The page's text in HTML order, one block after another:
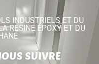
INDUSTRIELS ET DU
RÉSINE ÉPOXY ET DU
SUIVRE